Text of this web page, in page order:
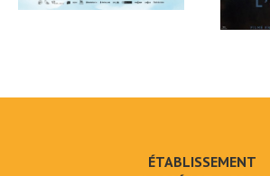
ÉTABLISSEMENT